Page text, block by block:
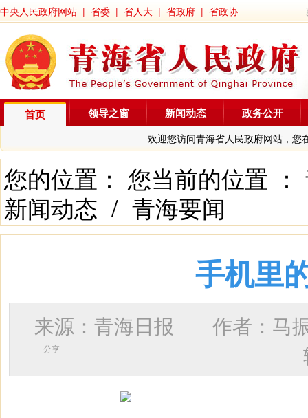
中央人民政府网站 | 省委 | 省人大 | 省政府 | 省政协
首页
欢迎您访问青海省人民政府网站，您
领导之窗 新闻动态 政务公开
您的位置： 您当前的位置 ：
新闻动态 / 青海要闻
手机里
来源：青海日报 作者： 马
分享